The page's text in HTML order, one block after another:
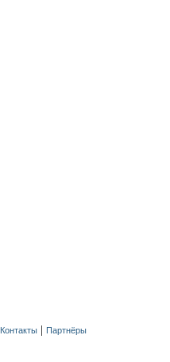
Контакты Партнёры